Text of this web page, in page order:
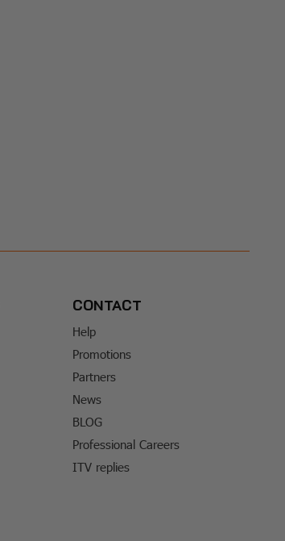
CONTACT
Help
Promotions
Partners
News
BLOG
Professional Careers
ITV replies